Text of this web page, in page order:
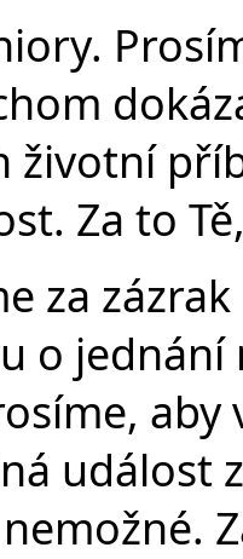
životní
Za to
za
o jednání
událost